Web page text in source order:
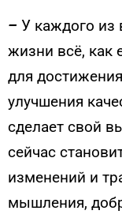
– У каждого из
жизни всё, как
для
улучшения
сделает свой
сейчас
изменений и
мышления,